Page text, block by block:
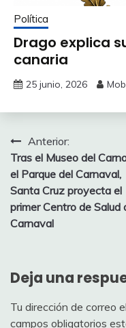
Política
Drago explica
canaria
25 junio, 2026
Navegación
de
entradas
Anterior:
Tras el Museo del
el Parque del Carnaval,
Santa Cruz proyecta el
primer Centro de Salud
Carnaval
Deja una
Tu dirección de correo
campos obligatorios